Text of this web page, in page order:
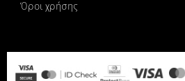
Όροι χρήσης